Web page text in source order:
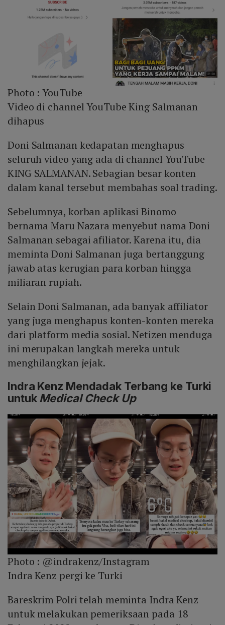
Photo :YouTube
Video di channel YouTube King Salmanan
dihapus
Doni Salmanan kedapatan menghapus
seluruh video yang ada di channel YouTube
KING SALMANAN. Sebagian besar konten
dalam kanal tersebut membahas soal trading.
Sebelumnya, korban aplikasi Binomo
bernama Maru Nazara menyebut nama Doni
Salmanan sebagai afiliator. Karena itu, dia
meminta Doni Salmanan juga bertanggung
jawab atas kerugian para korban hingga
miliaran rupiah.
Selain Doni Salmanan, ada banyak affiliator
yang juga menghapus konten-konten mereka
dari platform media sosial. Netizen menduga
ini merupakan langkah mereka untuk
menghilangkan jejak.
Indra Kenz Mendadak Terbang ke Turki
untuk Medical Check Up
Photo : @indrakenz/Instagram
Indra Kenz pergi ke Turki
Bareskrim Polri telah meminta Indra Kenz
untuk melakukan pemeriksaan pada 18